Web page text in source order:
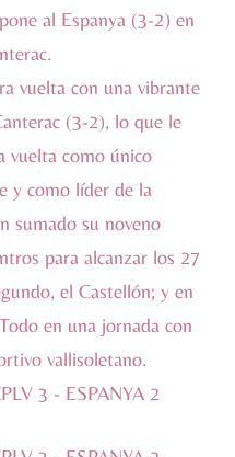
al Espanya (3-2) en
vuelta con una vibrante
(3-2), lo que le
vuelta como único
y como líder de la
sumado su noveno
para alcanzar los 27
el Castellón; y en
en una jornada con
vallisoletano.